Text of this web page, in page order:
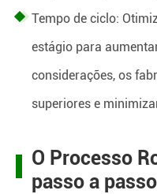
Tempo de ciclo:
estágio para
considerações, os
superiores e
O Processo
passo a passo